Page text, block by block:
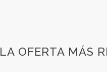
LA OFERTA MÁS